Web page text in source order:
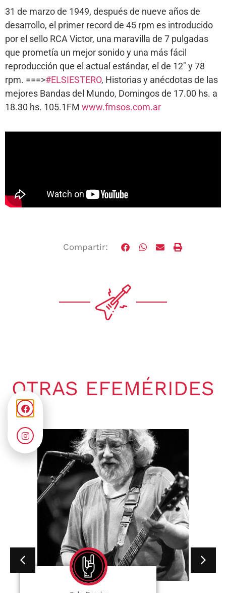
31 de marzo de 1949, después de nueve años de
desarrollo, el primer record de 45 rpm es introducido
por el sello RCA Victor, una maravilla de 7 pulgadas
que prometía un mejor sonido y una más fácil
reproducción que el actual estándar, el de 12″ y 78
rpm. ===>#ELSIESTERO, Historias y anécdotas de las
mejores Bandas del Mundo, Domingos de 17.00 hs. a
18.30 hs. 105.1FM www.fmsos.com.ar
Compartir:
OTRAS EFEMÉRIDES